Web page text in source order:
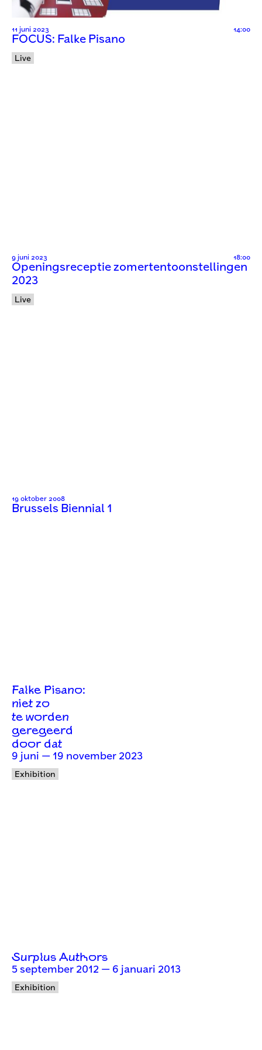
11 juni 2023 14:00
FOCUS: Falke Pisano
Live
9 juni 2023 18:00
Openingsreceptie zomertentoonstellingen
2023
Live
19 oktober 2008
Brussels Biennial 1
Falke Pisano:
niet zo
te worden
geregeerd
door dat
9 juni — 19 november 2023
Exhibition
Surplus Authors
5 september 2012 — 6 januari 2013
Exhibition